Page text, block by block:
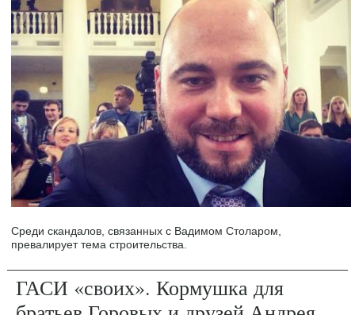
Среди скандалов, связанных с Вадимом Столаром,
превалирует тема строительства.
ГАСИ «своих». Кормушка для